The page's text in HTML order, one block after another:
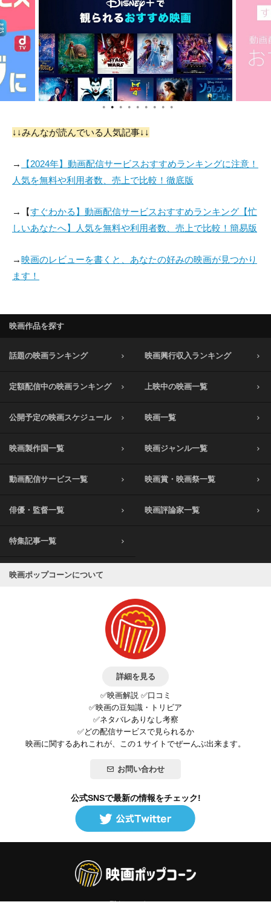
● ● ● ● ● ● ● ● ●
↓↓みんなが読んでいる人気記事↓↓
→
【2024年】動画配信サービスおすすめランキングに注意！
人気を無料や利用者数、売上で比較！徹底版
→【すぐわかる】動画配信サービスおすすめランキング【忙
しいあなたへ】人気を無料や利用者数、売上で比較！簡易版
→映画のレビューを書くと、あなたの好みの映画が見つかり
ます！
映画作品を探す
話題の映画ランキング 映画興行収入ランキング
定額配信中の映画ランキング 上映中の映画一覧
公開予定の映画スケジュール 映画一覧
映画製作国一覧 映画ジャンル一覧
動画配信サービス一覧 映画賞・映画祭一覧
俳優・監督一覧 映画評論家一覧
特集記事一覧
映画ポップコーンについて
詳細を見る
✅映画解説 ✅口コミ
✅映画の豆知識・トリビア
✅ネタバレありなし考察
✅どの配信サービスで見られるか
映画に関するあれこれが、この１サイトでぜーんぶ出来ます。
お問い合わせ
公式SNSで最新の情報をチェック!